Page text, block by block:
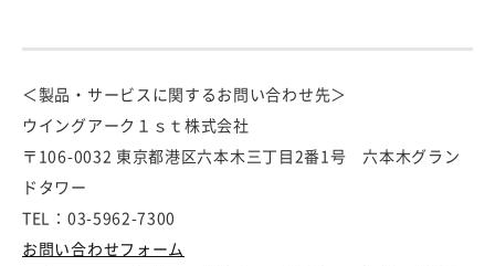
＜製品・サービスに関するお問い合わせ先＞
ウイングアーク１ｓｔ株式会社
〒106-0032 東京都港区六本木三丁目2番1号 六本木グラン
ドタワー
TEL：03-5962-7300
お問い合わせフォーム